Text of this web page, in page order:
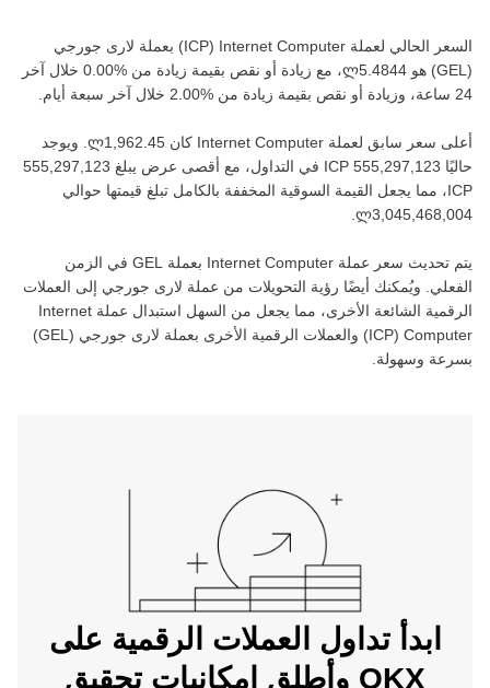
السعر الحالي لعملة ‏ Internet Computer
(‏
ICP) بعملة ‏ لارى جورجي
(‏
GEL) هو ‏ ، مع زيادة أو نقص بقيمة ‏ زيادة من ‏
خلال آخر
24 ساعة، وزيادة أو نقص بقيمة ‏
زيادة من ‏ خلال آخر سبعة أيام.
أعلى سعر سابق لعملة ‏ Internet Computer كان ‏
. ويوجد
حاليًا ‏
في التداول، مع أقصى عرض يبلغ ‏
ICP‏، مما يجعل القيمة السوقية المخففة بالكامل تبلغ قيمتها حوالي
يتم تحديث سعر عملة ‏ Internet Computer بعملة ‏ GEL في الزمن
الفعلي. ويُمكنك أيضًا رؤية التحويلات من عملة ‏ لارى جورجي إلى العملات
الرقمية الشائعة الأخرى، مما يجعل من السهل استبدال عملة ‏ Internet
Computer
(‏
ICP) والعملات الرقمية الأخرى بعملة ‏ لارى جورجي (‏
GEL
)
بسرعة وسهولة.
ابدأ تداول العملات الرقمية على
OKX وأطلق إمكانيات تحقيق